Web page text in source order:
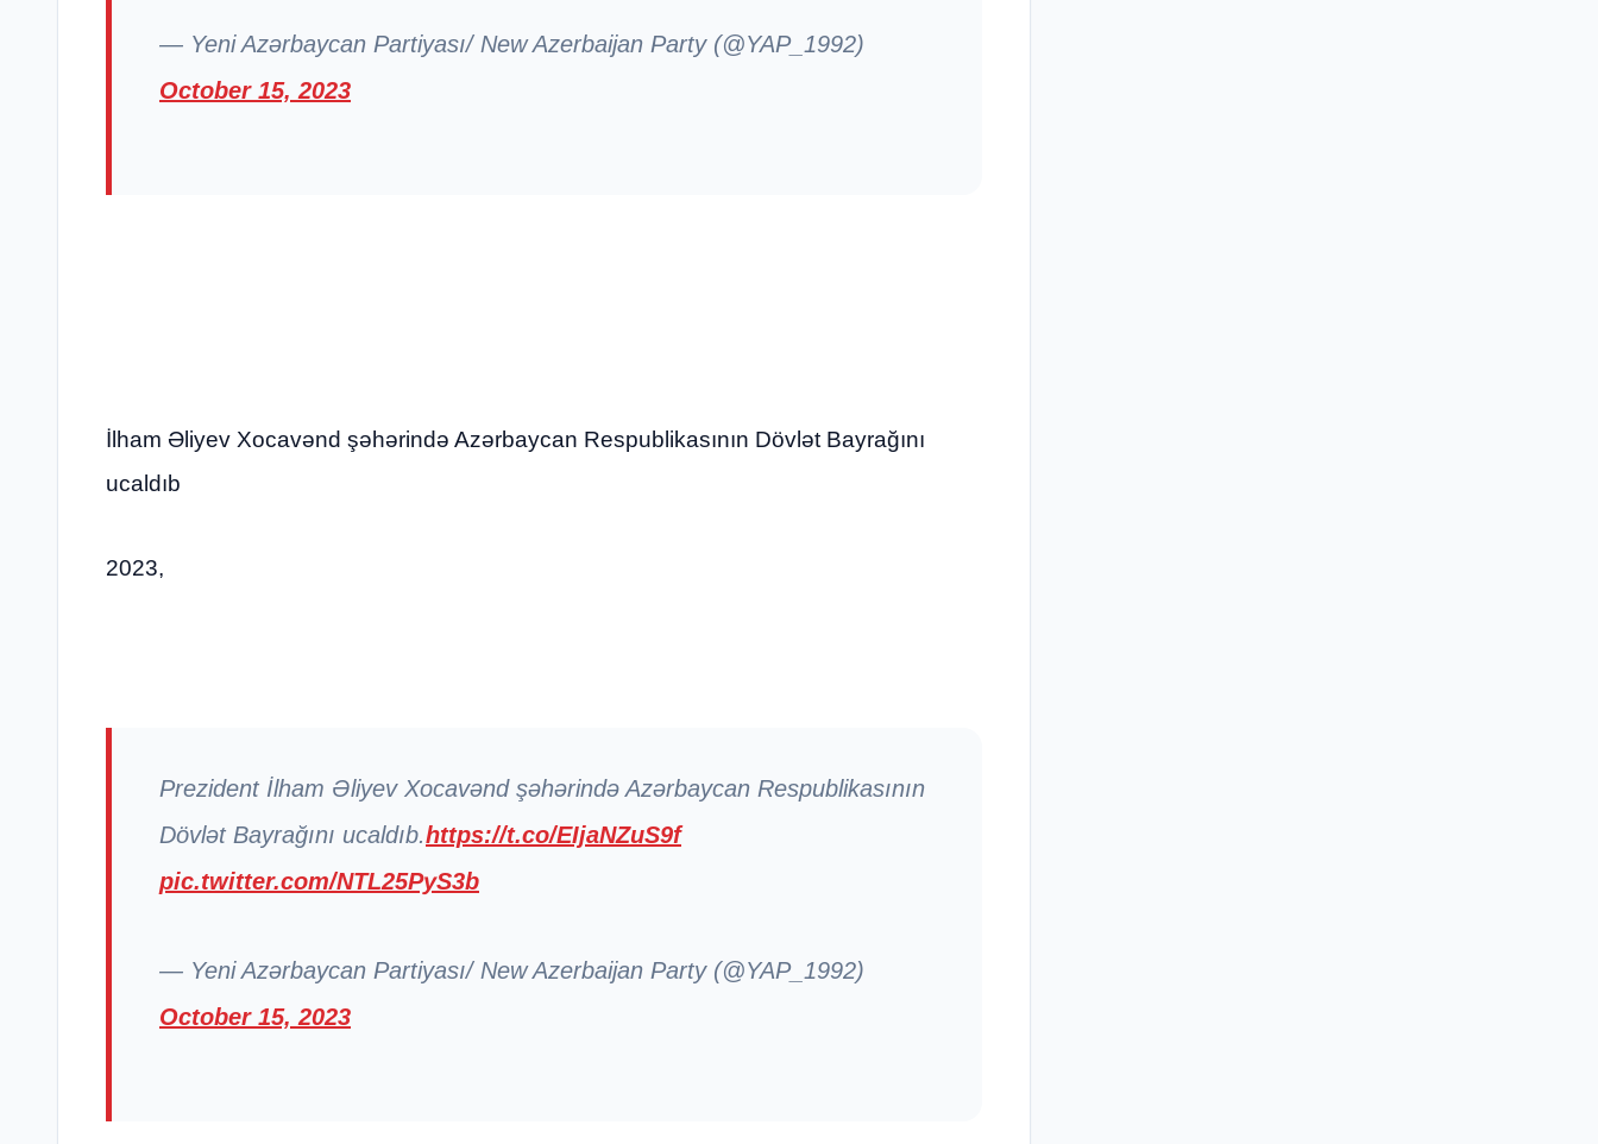
— Yeni Azərbaycan Partiyası/ New Azerbaijan Party (@YAP_1992)
October 15, 2023
İlham Əliyev Xocavənd şəhərində Azərbaycan Respublikasının Dövlət Bayrağını
ucaldıb
2023,
Prezident İlham Əliyev Xocavənd şəhərində Azərbaycan Respublikasının
Dövlət Bayrağını ucaldıb.https://t.co/EIjaNZuS9f
pic.twitter.com/NTL25PyS3b
— Yeni Azərbaycan Partiyası/ New Azerbaijan Party (@YAP_1992)
October 15, 2023